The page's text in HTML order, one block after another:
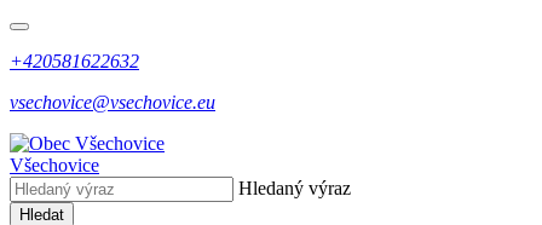
+420581622632
vsechovice@vsechovice.eu
Všechovice
Hledaný výraz
Hledat